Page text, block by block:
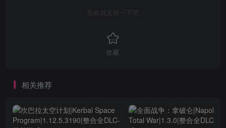
喜欢就支持一下吧
收藏
相关推荐